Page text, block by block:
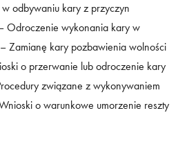
odbywaniu kary z przyczyn
Odroczenie wykonania kary w
Zamianę kary pozbawienia wolności
o przerwanie lub odroczenie kary
związane z wykonywaniem
o warunkowe umorzenie reszty